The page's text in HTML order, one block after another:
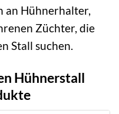
an Hühnerhalter,
Züchter, die
Stall suchen.
Hühnerstall